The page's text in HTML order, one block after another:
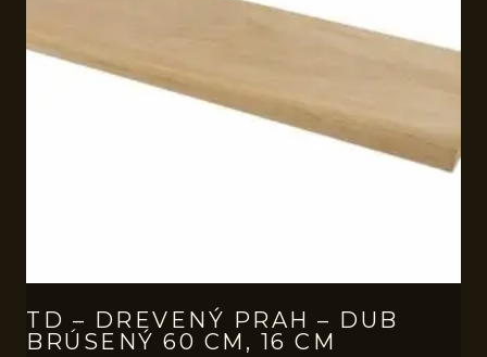
TD – DREVENÝ PRAH – DUB
BRÚSENÝ 60 CM, 16 CM